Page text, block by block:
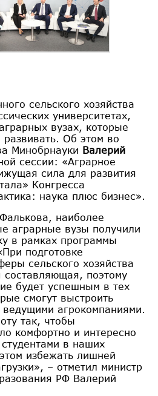
сельского хозяйства
университетах,
вузах, которые
Об этом во
Минобрнауки Валерий
сессии: «Аграрное
сила для развития
Конгресса
наука плюс бизнес».
наиболее
аграрные вузы получили
в рамках программы
подготовке
сельского хозяйства
составляющая, поэтому
будет успешным в тех
смогут выстроить
агрокомпаниями.
так, чтобы
комфортно и интересно
в наших
избежать лишней
– отметил министр
РФ Валерий